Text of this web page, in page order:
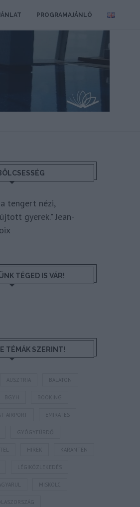
PROGRAMAJÁNLÓ
a tengert nézi,
gyerek." Jean-
TÉGED IS VÁR!
TÉMÁK SZERINT!
AUSZTRIA BALATON
BGYH BOOKING
AIRPORT EMIRATES
GYÓGYFÜRDŐ
HÍREK KARANTÉN
LÉGIKÖZLEKEDÉS
MISKOLC
OLASZORSZÁG